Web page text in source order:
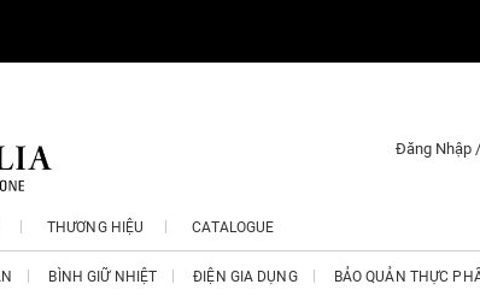
Đăng Nhập
THƯƠNG HIỆU CATALOGUE
BÌNH GIỮ NHIỆT ĐIỆN GIA DỤNG BẢO QUẢN THỰC